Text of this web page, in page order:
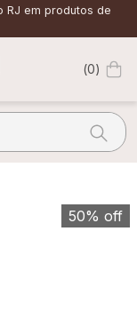
RJ em produtos de
0
50% off